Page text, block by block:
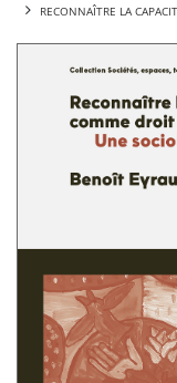
RECONNAÎTRE LA